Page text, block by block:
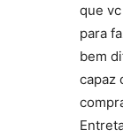
que
para
bem
capaz